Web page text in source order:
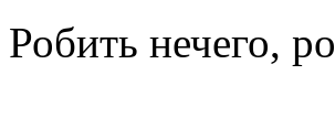
Робить нечего,